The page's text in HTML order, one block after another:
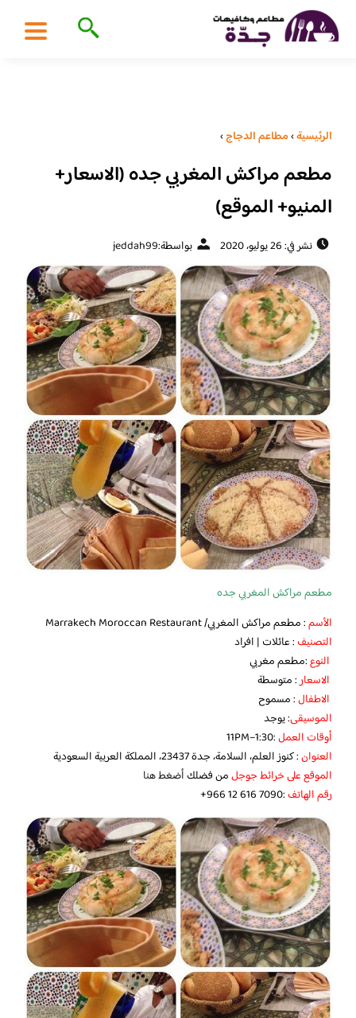
الرئيسية›مطاعم الدجاج›
مطعم مراكش المغربي جده (الاسعار+
المنيو+ الموقع)
نشر في: 26 يوليو، 2020 بواسطة:jeddah99
مطعم مراكش المغربي جده
الأسم: مطعم مراكش المغربي/ Marrakech Moroccan Restaurant
التصنيف: عائلات | افراد
النوع:مطعم مغربي
الاسعار: متوسطة
الاطفال: مسموح
الموسيقى: يوجد
أوقات العمل:1:30–11PM
العنوان: كنوز العلم، السلامة، جدة 23437، المملكة العربية السعودية
الموقع على خرائط جوجلمن فضلك أضغط هنا
رقم الهاتف:‪+966 12 616 7090‬‏